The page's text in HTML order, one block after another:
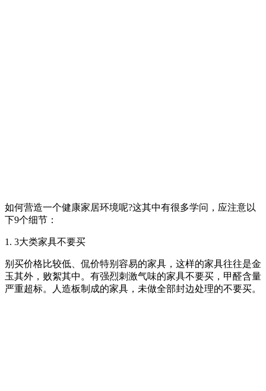
如何营造一个健康家居环境呢?这其中有很多学问，应注意以
下9个细节：
1. 3大类家具不要买
别买价格比较低、侃价特别容易的家具，这样的家具往往是金
玉其外，败絮其中。有强烈刺激气味的家具不要买，甲醛含量
严重超标。人造板制成的家具，未做全部封边处理的不要买。